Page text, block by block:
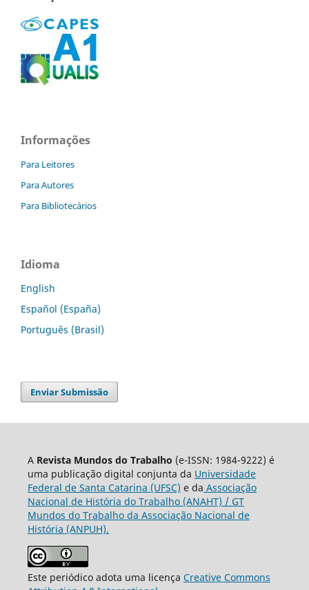
Informações
Para Leitores
Para Autores
Para Bibliotecários
Idioma
English
Español (España)
Português (Brasil)
Enviar Submissão
A Revista Mundos do Trabalho (e-ISSN: 1984-9222) é
uma publicação digital conjunta da Universidade
Federal de Santa Catarina (UFSC) e da Associação
Nacional de História do Trabalho (ANAHT) / GT
Mundos do Trabalho da Associação Nacional de
História (ANPUH).
Este periódico adota uma licença Creative Commons